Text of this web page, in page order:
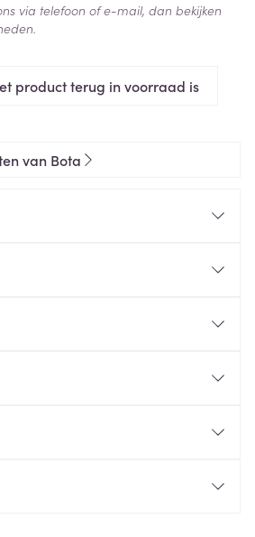
product terug in voorraad is
via telefoon of e-mail, dan bekijken
van Bota